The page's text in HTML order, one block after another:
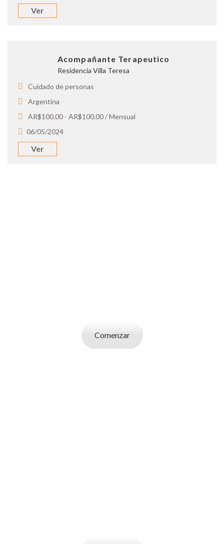
Ver
Acompañante Terapeutico
Residencia Villa Teresa
Cuidado de personas
Argentina
AR$100.00 - AR$100.00 / Mensual
06/05/2024
Ver
Comenzar